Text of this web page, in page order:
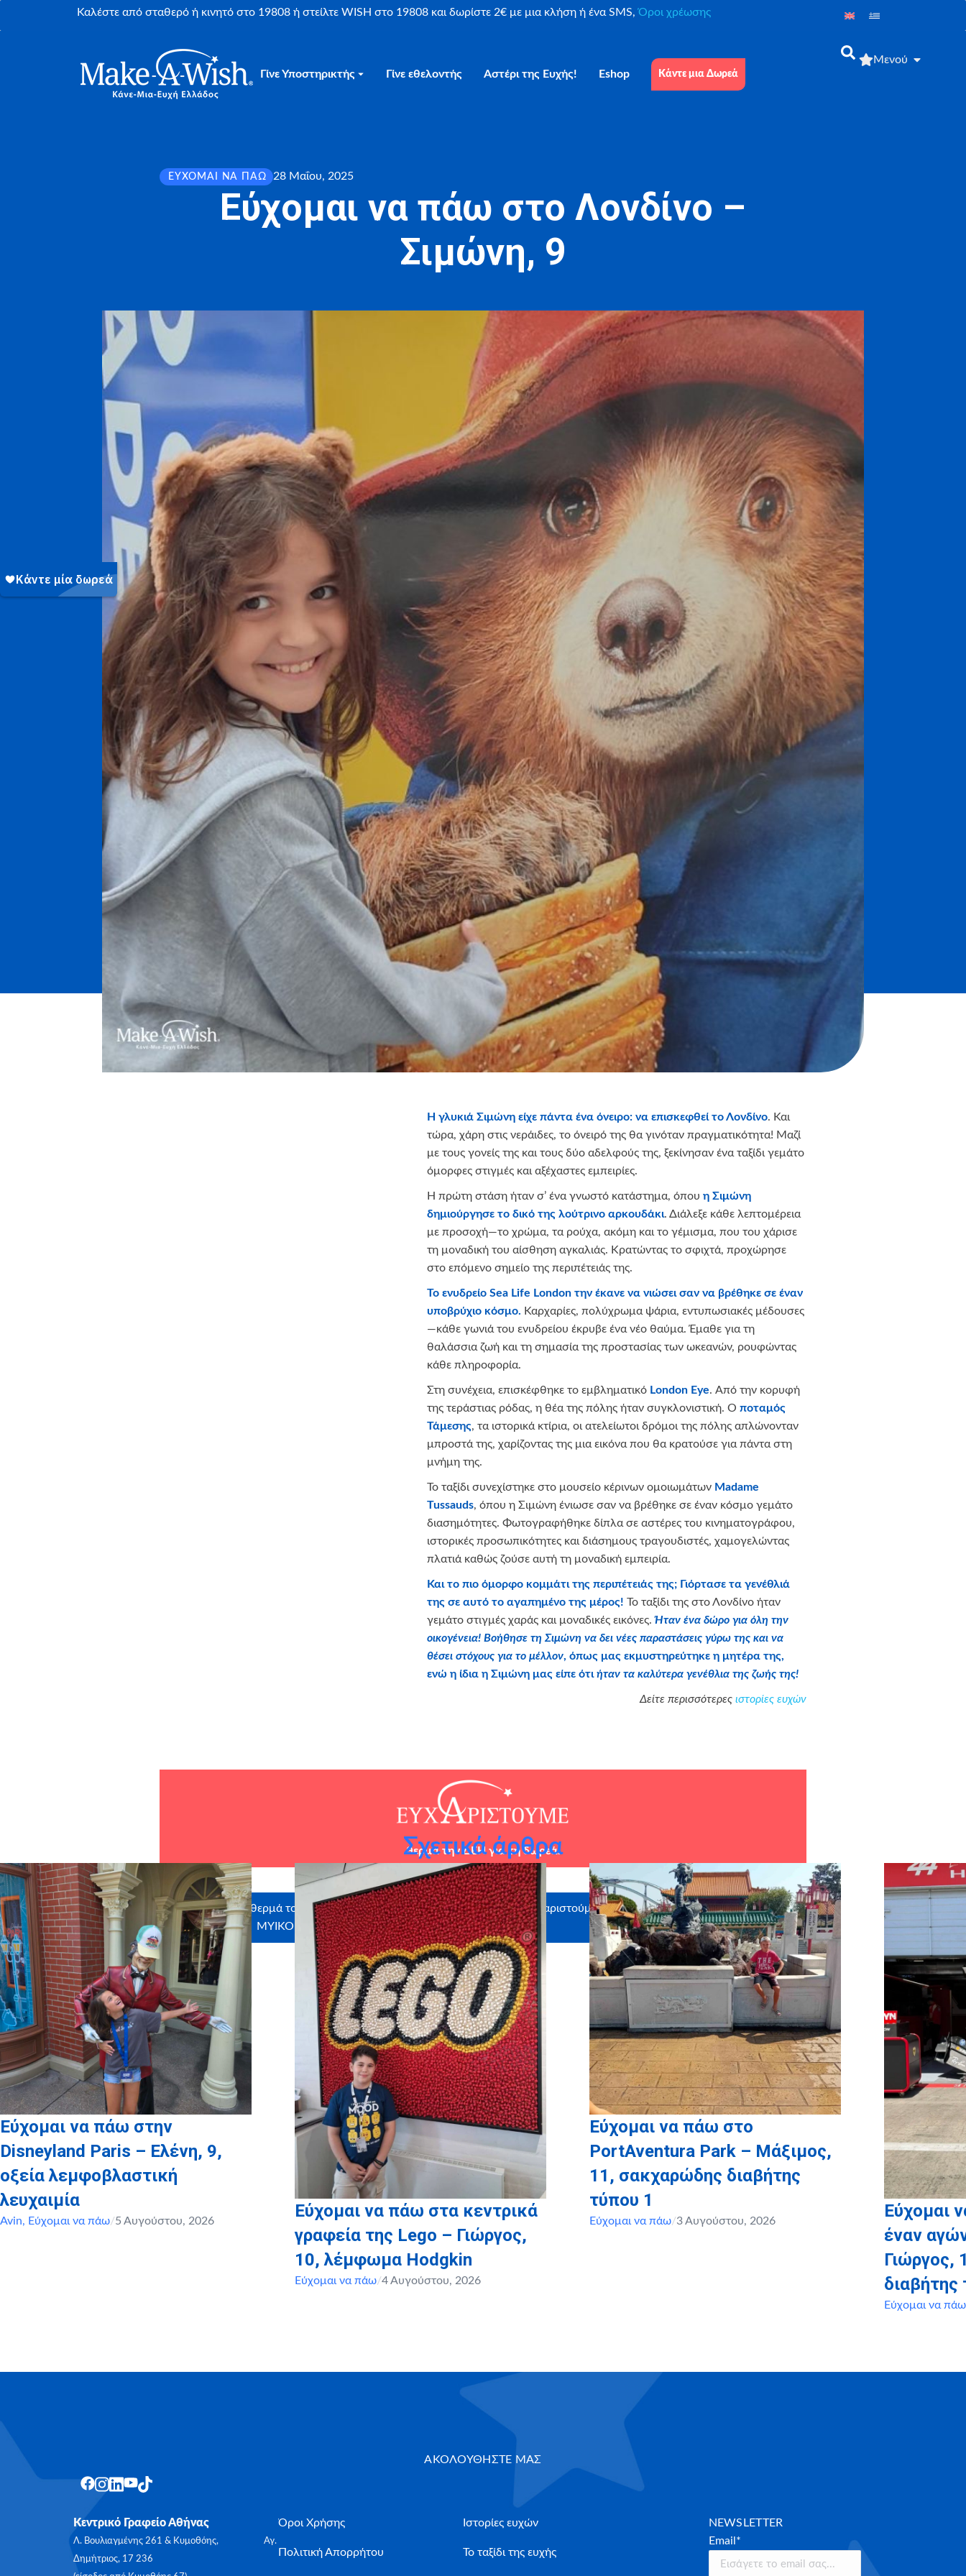
Καλέστε από σταθερό ή κινητό στο 19808 ή στείλτε WISH στο 19808 και δωρίστε 2€ με μια κλήση ή ένα SMS,Όροι χρέωσης
Γίνε Υποστηρικτής Γίνε εθελοντής Αστέρι της Ευχής! Eshop Κάντε μια Δωρεά
Μενού
ΕΎΧΟΜΑΙ ΝΑ ΠΆΩ 28 Μαΐου, 2025
Εύχομαι να πάω στο Λονδίνο –
Σιμώνη, 9
Η γλυκιά Σιμώνη είχε πάντα ένα όνειρο: να επισκεφθεί το Λονδίνο. Και
τώρα, χάρη στις νεράιδες, το όνειρό της θα γινόταν πραγματικότητα! Μαζί
με τους γονείς της και τους δύο αδελφούς της, ξεκίνησαν ένα ταξίδι γεμάτο
όμορφες στιγμές και αξέχαστες εμπειρίες.
Η πρώτη στάση ήταν σ’ ένα γνωστό κατάστημα, όπου η Σιμώνη
δημιούργησε το δικό της λούτρινο αρκουδάκι. Διάλεξε κάθε λεπτομέρεια
με προσοχή—το χρώμα, τα ρούχα, ακόμη και το γέμισμα, που του χάρισε
τη μοναδική του αίσθηση αγκαλιάς. Κρατώντας το σφιχτά, προχώρησε
στο επόμενο σημείο της περιπέτειάς της.
Το ενυδρείο Sea Life London την έκανε να νιώσει σαν να βρέθηκε σε έναν
υποβρύχιο κόσμο. Καρχαρίες, πολύχρωμα ψάρια, εντυπωσιακές μέδουσες
—κάθε γωνιά του ενυδρείου έκρυβε ένα νέο θαύμα. Έμαθε για τη
θαλάσσια ζωή και τη σημασία της προστασίας των ωκεανών, ρουφώντας
κάθε πληροφορία.
Στη συνέχεια, επισκέφθηκε το εμβληματικό London Eye. Από την κορυφή
της τεράστιας ρόδας, η θέα της πόλης ήταν συγκλονιστική. Ο ποταμός
Τάμεσης, τα ιστορικά κτίρια, οι ατελείωτοι δρόμοι της πόλης απλώνονταν
μπροστά της, χαρίζοντας της μια εικόνα που θα κρατούσε για πάντα στη
μνήμη της.
Το ταξίδι συνεχίστηκε στο μουσείο κέρινων ομοιωμάτων Madame
Tussauds, όπου η Σιμώνη ένιωσε σαν να βρέθηκε σε έναν κόσμο γεμάτο
διασημότητες. Φωτογραφήθηκε δίπλα σε αστέρες του κινηματογράφου,
ιστορικές προσωπικότητες και διάσημους τραγουδιστές, χαμογελώντας
πλατιά καθώς ζούσε αυτή τη μοναδική εμπειρία.
Και το πιο όμορφο κομμάτι της περιπέτειάς της; Γιόρτασε τα γενέθλιά
της σε αυτό το αγαπημένο της μέρος! Το ταξίδι της στο Λονδίνο ήταν
γεμάτο στιγμές χαράς και μοναδικές εικόνες.Ήταν ένα δώρο για όλη την
οικογένεια! Βοήθησε τη Σιμώνη να δει νέες παραστάσεις γύρω της και να
θέσει στόχους για το μέλλον, όπως μας εκμυστηρεύτηκε η μητέρα της,
ενώ η ίδια η Σιμώνη μας είπε ότιήταν τα καλύτερα γενέθλια της ζωής της!
Δείτε περισσότερες ιστορίες ευχών
θερμάτην ΔΕΗγια τη δωρεά.
Ευχαριστούμε θερμά τους χορηγούς σε είδος: SOFITEL,
MYIKONA, CRAFTBOX
Ευχαριστούμε θερμά τους υποστηρικτές σε είδος:
UNIGLOBE
Σχετικά άρθρα
Εύχομαι να πάω στην
Disneyland Paris – Ελένη, 9,
οξεία λεμφοβλαστική
λευχαιμία
Avin, Εύχομαι να πάω/5 Αυγούστου, 2026
Εύχομαι να πάω στα κεντρικά
γραφεία της Lego – Γιώργος,
10, λέμφωμα Hodgkin
Εύχομαι να πάω/4 Αυγούστου, 2026
Εύχομαι να πάω στο
PortAventura Park – Μάξιμος,
11, σακχαρώδης διαβήτης
τύπου 1
Εύχομαι να πάω/3 Αυγούστου, 2026
Εύχομαι
έναν
Γιώργος,
διαβήτης
Εύχομαι να πάω
ΑΚΟΛΟΥΘΗΣΤΕ ΜΑΣ
Κεντρικό Γραφείο Αθήνας
Λ. Βουλιαγμένης 261 & Κυμοθόης, Αγ.
Δημήτριος, 17 236
Όροι Χρήσης
Πολιτική Απορρήτου
Ιστορίες ευχών
Το ταξίδι της ευχής
NEWSLETTER
Email*